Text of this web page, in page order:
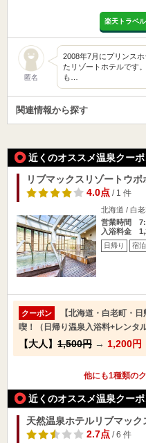
楽天トラベ
匿名
2008年7月にプリンス
たリゾートホテルです
も…
関連情報から探す
近くのオススメ温泉クー
リブマックスリゾートウポ
4.0点/ 1 件
北海道 / 白
営業時間
入浴料金
日帰り 宿泊
クーポン
【北海道・白老町・
喫！（日帰り温泉入浴料+レンタ
【大人】 1,500円 → 1,200円
他にも1種類の
近くのオススメ温泉クー
天然温泉ホテルリブマッ
2.7点/ 6 件